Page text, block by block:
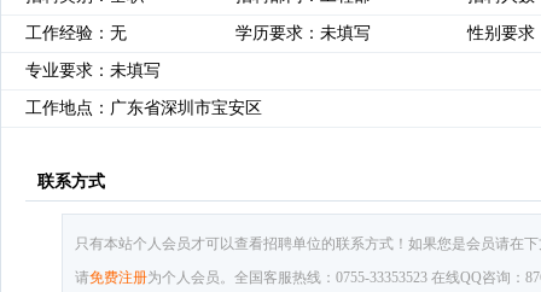
工作经验：无 学历要求：未填写 性别要求
专业要求：未填写
工作地点：广东省深圳市宝安区
联系方式
只有本站个人会员才可以查看招聘单位的联系方式！如果您是会员请在
请免费注册为个人会员。全国客服热线：0755-33353523 在线QQ咨询：